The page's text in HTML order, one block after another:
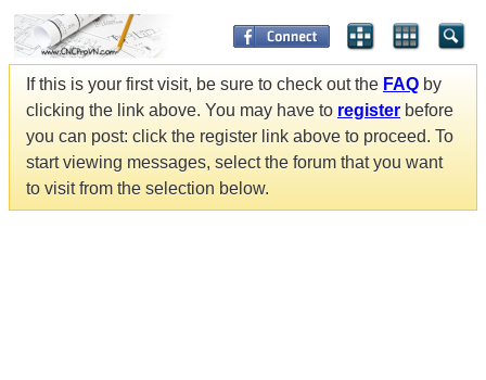
If this is your first visit, be sure to check out the FAQ by
clicking the link above. You may have to register before
you can post: click the register link above to proceed. To
start viewing messages, select the forum that you want
to visit from the selection below.